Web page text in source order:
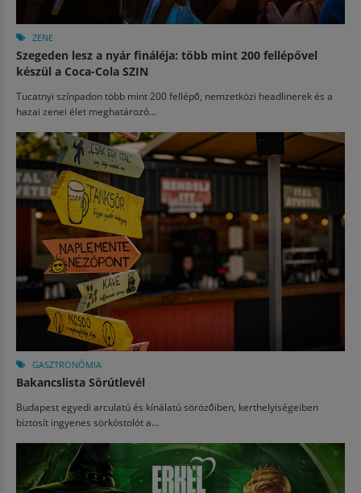
ZENE
Szegeden lesz a nyár fináléja: több mint 200 fellépővel
készül a Coca-Cola SZIN
Tucatnyi színpadon több mint 200 fellépő, nemzetközi headlinerek és a
hazai zenei élet meghatározó...
GASZTRONÓMIA
Bakancslista Sörútlevél
Budapest egyedi arculatú és kínálatú sörözőiben, kerthelyiségeiben
biztosít ingyenes sörkóstolót a...